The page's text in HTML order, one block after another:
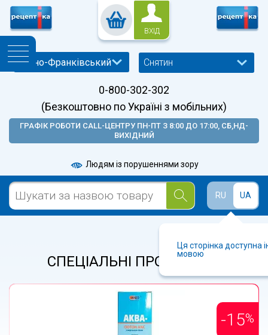
ВХІД
Снятин
0-800-302-302
(Безкоштовно по Україні з мобільних)
ГРАФІК РОБОТИ CALL-ЦЕНТРУ ПН-ПТ З 8:00 ДО 17:00, СБ,НД-
ВИХІДНИЙ
Людям із порушеннями зору
RU UA
Ця сторінка доступна
мовою
СПЕЦІАЛЬНІ ПРОПОЗИЦІЇ
-15%